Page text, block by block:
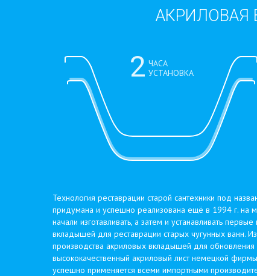
АКРИЛОВАЯ
Технология реставрации старой сантехники под
придумана и успешно реализована ещё в 1994 г.
начали изготавливать, а затем и устанавливать
вкладышей для реставрации старых чугунных ванн.
производства акриловых вкладышей для
высококачественный акриловый лист немецкой
успешно применяется всеми импортными